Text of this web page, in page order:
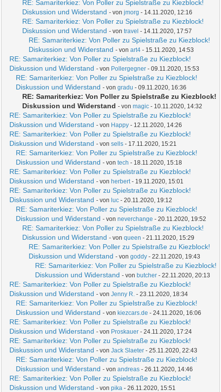
RE: Samariterkiez: Von Poller zu Spielstraße zu Kiezblock!
Diskussion und Widerstand - vonjmorg - 14.11.2020, 12:16
RE: Samariterkiez: Von Poller zu Spielstraße zu Kiezblock!
Diskussion und Widerstand - vontravel - 14.11.2020, 17:57
RE: Samariterkiez: Von Poller zu Spielstraße zu Kiezblock!
Diskussion und Widerstand - vonart4 - 15.11.2020, 14:53
RE: Samariterkiez: Von Poller zu Spielstraße zu Kiezblock!
Diskussion und Widerstand - von Pollergegner - 09.11.2020, 15:53
RE: Samariterkiez: Von Poller zu Spielstraße zu Kiezblock!
Diskussion und Widerstand - vongradu - 09.11.2020, 16:36
RE: Samariterkiez: Von Poller zu Spielstraße zu Kiezblock!
Diskussion und Widerstand - vonmagic - 10.11.2020, 14:32
RE: Samariterkiez: Von Poller zu Spielstraße zu Kiezblock!
Diskussion und Widerstand - von Happy - 12.11.2020, 14:26
RE: Samariterkiez: Von Poller zu Spielstraße zu Kiezblock!
Diskussion und Widerstand - vonsells - 17.11.2020, 15:21
RE: Samariterkiez: Von Poller zu Spielstraße zu Kiezblock!
Diskussion und Widerstand - vontech - 18.11.2020, 15:18
RE: Samariterkiez: Von Poller zu Spielstraße zu Kiezblock!
Diskussion und Widerstand - von herbert- 19.11.2020, 15:01
RE: Samariterkiez: Von Poller zu Spielstraße zu Kiezblock!
Diskussion und Widerstand - von luc - 20.11.2020, 19:12
RE: Samariterkiez: Von Poller zu Spielstraße zu Kiezblock!
Diskussion und Widerstand - vonneverchange - 20.11.2020, 19:52
RE: Samariterkiez: Von Poller zu Spielstraße zu Kiezblock!
Diskussion und Widerstand - vonqueen - 21.11.2020, 15:29
RE: Samariterkiez: Von Poller zu Spielstraße zu Kiezblock!
Diskussion und Widerstand - vongoddy - 22.11.2020, 19:43
RE: Samariterkiez: Von Poller zu Spielstraße zu Kiezblock!
Diskussion und Widerstand - von butcher - 22.11.2020, 20:13
RE: Samariterkiez: Von Poller zu Spielstraße zu Kiezblock!
Diskussion und Widerstand - vonJenny R. - 23.11.2020, 18:34
RE: Samariterkiez: Von Poller zu Spielstraße zu Kiezblock!
Diskussion und Widerstand - von kiezcars.de - 24.11.2020, 16:06
RE: Samariterkiez: Von Poller zu Spielstraße zu Kiezblock!
Diskussion und Widerstand - von Proskauer - 24.11.2020, 17:24
RE: Samariterkiez: Von Poller zu Spielstraße zu Kiezblock!
Diskussion und Widerstand - vonJack Slaeter - 25.11.2020, 22:43
RE: Samariterkiez: Von Poller zu Spielstraße zu Kiezblock!
Diskussion und Widerstand - vonandreas - 26.11.2020, 14:46
RE: Samariterkiez: Von Poller zu Spielstraße zu Kiezblock!
Diskussion und Widerstand - vonpika - 26.11.2020, 15:51